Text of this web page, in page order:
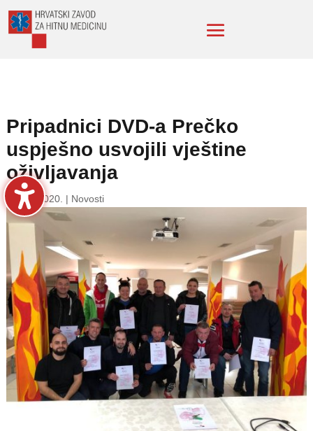
Pripadnici DVD-a Prečko
uspješno usvojili vještine
oživljavanja
8. velj. 2020. | Novosti